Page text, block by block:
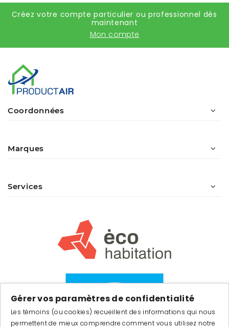
Créez votre compte particulier ou professionnel dès
maintenant
Mon compte
Coordonnées
Marques
Services
Gérer vos paramètres de confidentialité
Les témoins (ou cookies) recueillent des informations qui nous
permettent de mieux comprendre comment vous utilisez notre